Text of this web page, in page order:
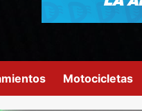
Motocicletas